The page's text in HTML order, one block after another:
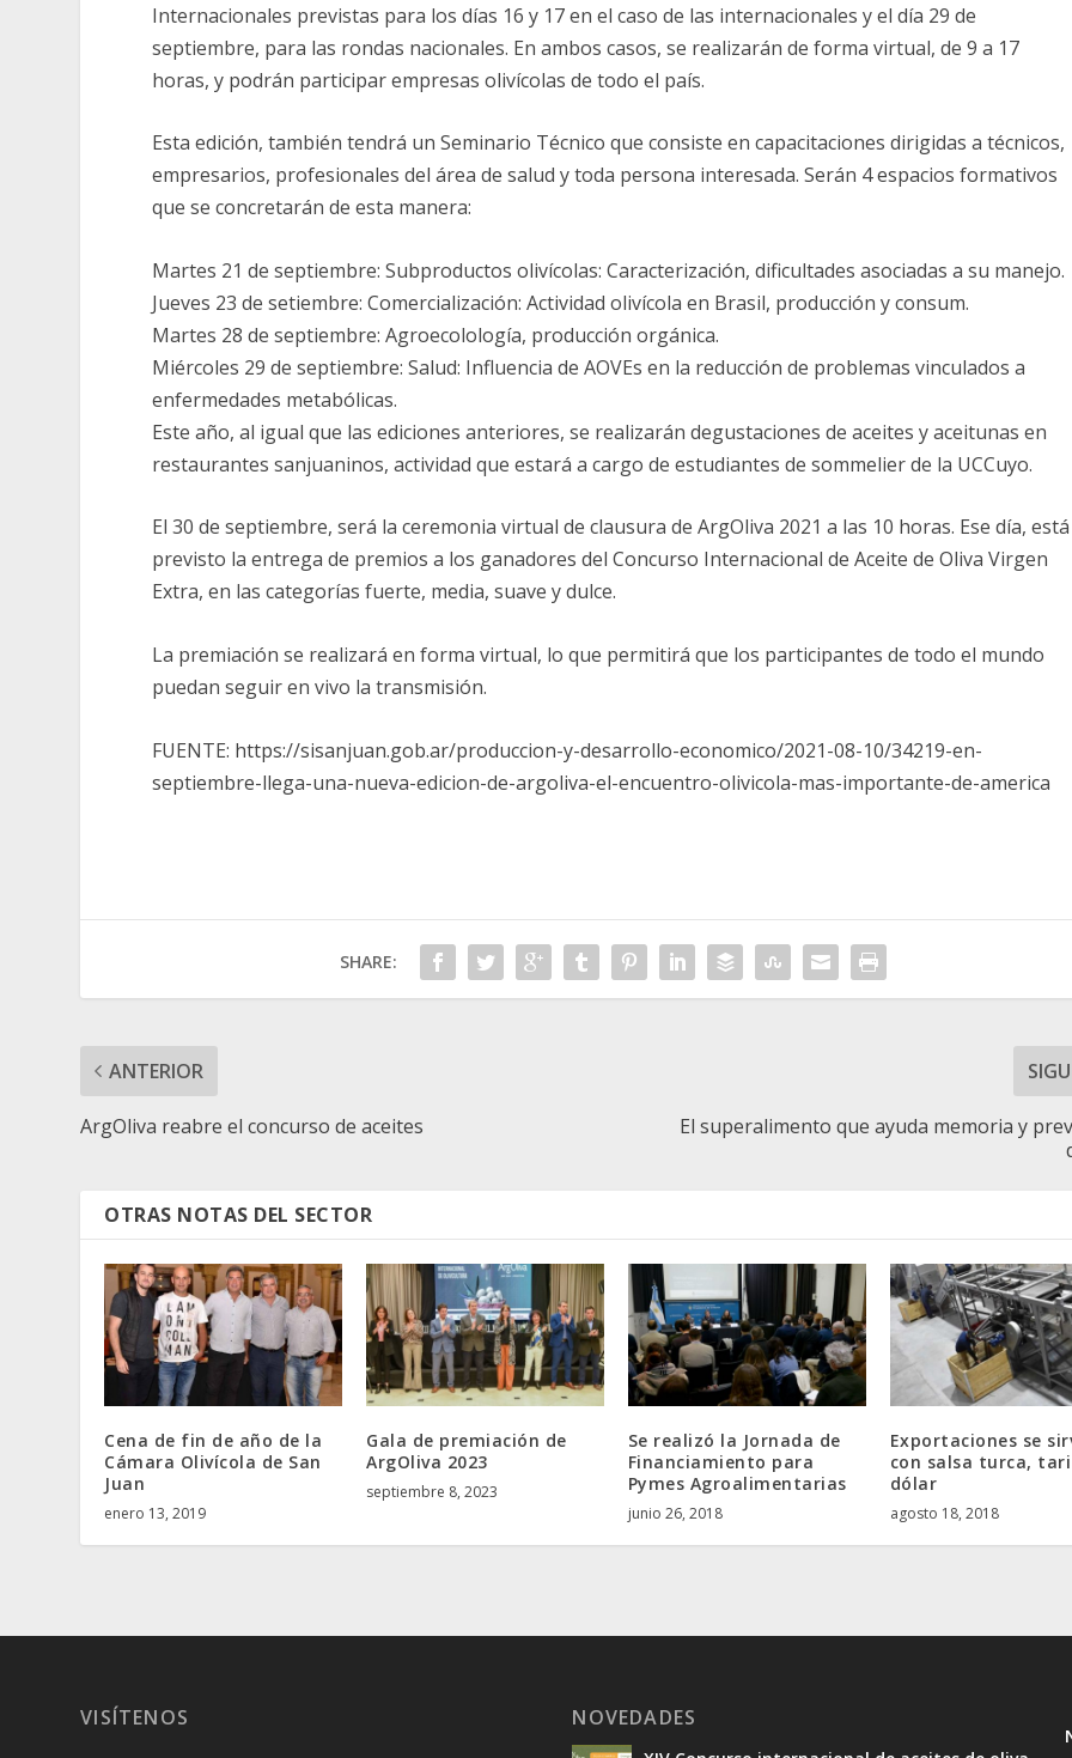
Internacionales previstas para los días 16 y 17 en el caso de las internacionales y el día 29 de
septiembre, para las rondas nacionales. En ambos casos, se realizarán de forma virtual, de 9 a 17
horas, y podrán participar empresas olivícolas de todo el país.
Esta edición, también tendrá un Seminario Técnico que consiste en capacitaciones dirigidas a técnicos,
empresarios, profesionales del área de salud y toda persona interesada. Serán 4 espacios formativos
que se concretarán de esta manera:
Martes 21 de septiembre: Subproductos olivícolas: Caracterización, dificultades asociadas a su manejo.
Jueves 23 de setiembre: Comercialización: Actividad olivícola en Brasil, producción y consum.
Martes 28 de septiembre: Agroecolología, producción orgánica.
Miércoles 29 de septiembre: Salud: Influencia de AOVEs en la reducción de problemas vinculados a
enfermedades metabólicas.
Este año, al igual que las ediciones anteriores, se realizarán degustaciones de aceites y aceitunas en
restaurantes sanjuaninos, actividad que estará a cargo de estudiantes de sommelier de la UCCuyo.
El 30 de septiembre, será la ceremonia virtual de clausura de ArgOliva 2021 a las 10 horas. Ese día, está
previsto la entrega de premios a los ganadores del Concurso Internacional de Aceite de Oliva Virgen
Extra, en las categorías fuerte, media, suave y dulce.
La premiación se realizará en forma virtual, lo que permitirá que los participantes de todo el mundo
puedan seguir en vivo la transmisión.
FUENTE: https://sisanjuan.gob.ar/produccion-y-desarrollo-economico/2021-08-10/34219-en-
septiembre-llega-una-nueva-edicion-de-argoliva-el-encuentro-olivicola-mas-importante-de-america
SHARE:
ANTERIOR
ArgOliva reabre el concurso de aceites
El superalimento que ayuda memoria y
OTRAS NOTAS DEL SECTOR
Cena de fin de año de la
Cámara Olivícola de San
Juan
enero 13, 2019
Gala de premiación de
ArgOliva 2023
septiembre 8, 2023
Se realizó la Jornada de
Financiamiento para
Pymes Agroalimentarias
junio 26, 2018
Exportaciones se
con salsa turca,
dólar
agosto 18, 2018
VISÍTENOS NOVEDADES